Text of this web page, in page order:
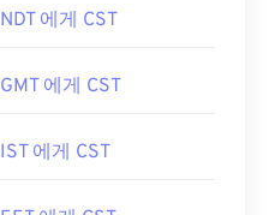
NDT 에게 CST
GMT 에게 CST
IST 에게 CST